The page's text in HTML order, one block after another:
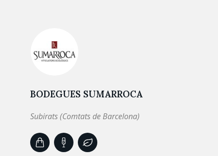
BODEGUES SUMARROCA
Subirats (Comtats de Barcelona)